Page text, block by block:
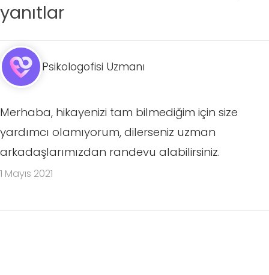
yanıtlar
Psikologofisi Uzmanı
Merhaba, hikayenizi tam bilmediğim için size
yardımcı olamıyorum, dilerseniz uzman
arkadaşlarımızdan randevu alabilirsiniz.
1 Mayıs 2021